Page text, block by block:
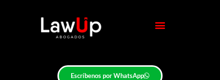
Escríbenos por WhatsApp